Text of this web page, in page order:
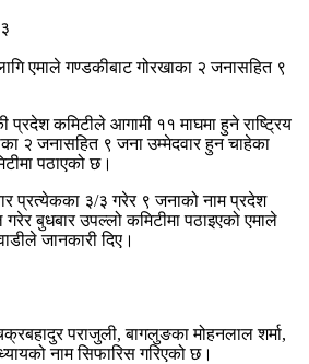
प्रदेश कमिटीले आगामी ११ माघमा हुने राष्ट्रिय
२ जनासहित ९ जना उम्मेदवार हुन चाहेका
पठाएको छ।
प्रत्येकका ३/३ गरेर ९ जनाको नाम प्रदेश
बुधबार उपल्लो कमिटीमा पठाइएको एमाले
जानकारी दिए।
पराजुली, बागलुङका मोहनलाल शर्मा,
नाम सिफारिस गरिएको छ।